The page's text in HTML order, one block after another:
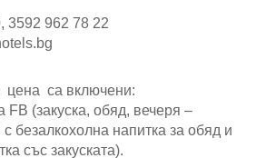
3592 962 78 22
цена са включени:
FB (закуска, обяд, вечеря –
с безалкохолна напитка за обяд и
със закуската).